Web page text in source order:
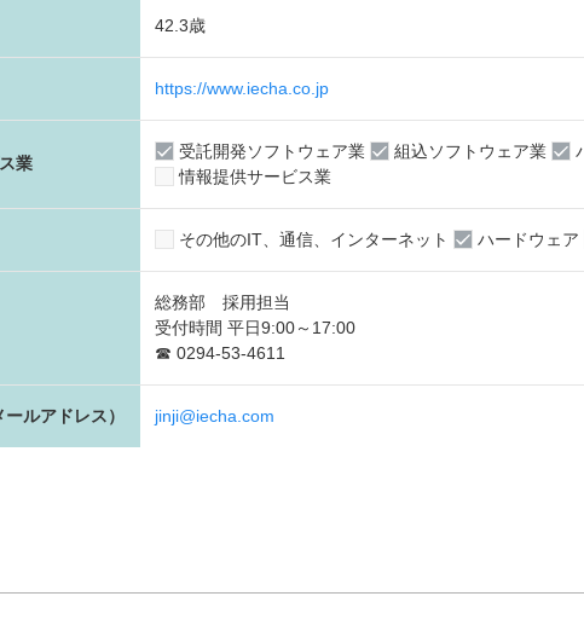
42.3歳
https://www.iecha.co.jp
業
受託開発ソフトウェア業 組込ソフトウェア業
情報提供サービス業
その他のIT、通信、インターネット ハードウェア
総務部 採用担当
受付時間 平日9:00～17:00
☎ 0294-53-4611
ルアドレス） jinji@iecha.com